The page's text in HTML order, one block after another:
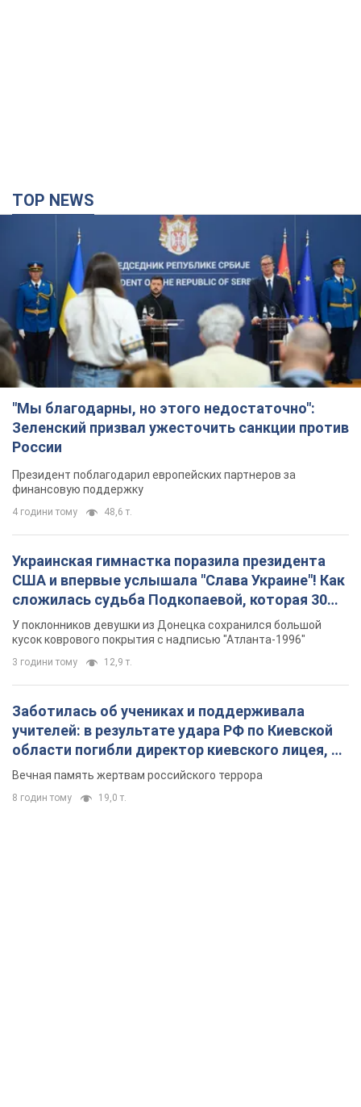
TOP NEWS
"Мы благодарны, но этого недостаточно":
Зеленский призвал ужесточить санкции против
России
Президент поблагодарил европейских партнеров за
финансовую поддержку
4 години тому 48,6 т.
Украинская гимнастка поразила президента
США и впервые услышала "Слава Украине"! Как
сложилась судьба Подкопаевой, которая 30
лет назад завоевала "золото" Олимпиады
У поклонников девушки из Донецка сохранился большой
кусок коврового покрытия с надписью "Атланта-1996"
3 години тому 12,9 т.
Заботилась об учениках и поддерживала
учителей: в результате удара РФ по Киевской
области погибли директор киевского лицея, её
муж и внук
Вечная память жертвам российского террора
8 годин тому 19,0 т.